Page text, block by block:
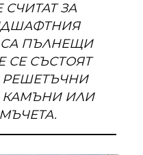
СЧИТАТ ЗА
ПЪЛНЕЩИ
СЕ СЪСТОЯТ
РЕШЕТЪЧНИ
КАМЪНИ ИЛИ